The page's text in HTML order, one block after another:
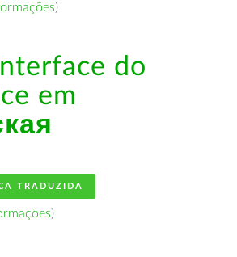
)
do
em
TRADUZIDA
)